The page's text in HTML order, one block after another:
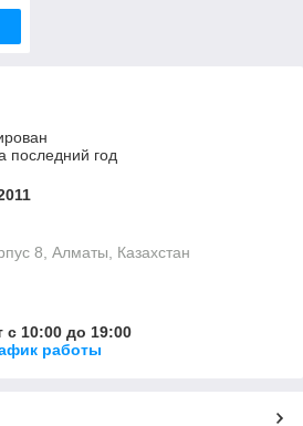
последний год
8, Алматы, Казахстан
с 10:00 до 19:00
работы